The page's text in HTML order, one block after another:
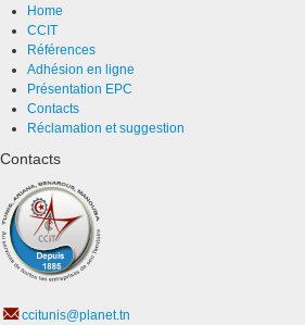
Home
CCIT
Références
Adhésion en ligne
Présentation EPC
Contacts
Réclamation et suggestion
Contacts
ccitunis@planet.tn